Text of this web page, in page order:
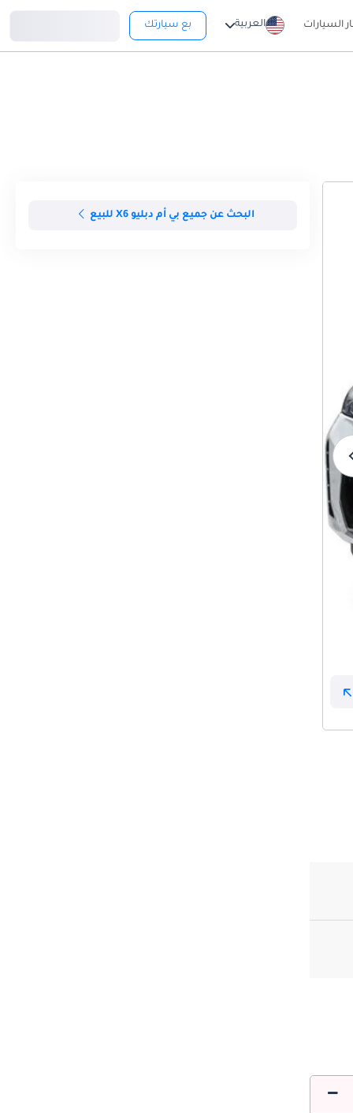
السيارات العربية بع سيارتك
البحث عن جميع بي أم دبليو X6 للبيع